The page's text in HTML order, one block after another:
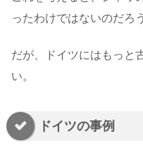
ったわけではないのだろ
だが、ドイツにはもっと
い。
ドイツの事例